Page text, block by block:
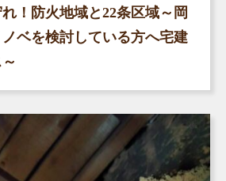
！防火地域と22条区域～岡
ベを検討している方へ宅建